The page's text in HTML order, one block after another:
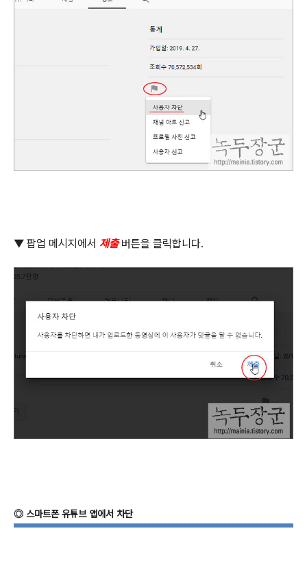
▼ 팝업 메시지에서 제출 버튼을 클릭합니다.
◎ 스마트폰 유튜브 앱에서 차단